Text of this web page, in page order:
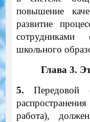
повышение
развитие
школьного
Глава 3.
5. Передовой
работа),